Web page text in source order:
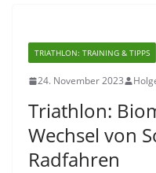
TRIATHLON: TRAINING & TIPPS
24. November 2023
Triathlon:
Wechsel von
Radfahren